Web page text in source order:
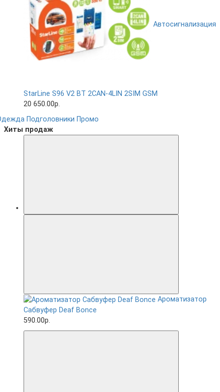
Автосигнализация
StarLine S96 V2 BT 2CAN-4LIN 2SIM GSM
20 650.00р.
Подголовники Промо
Хиты продаж
Ароматизатор
Сабвуфер Deaf Bonce
590.00р.